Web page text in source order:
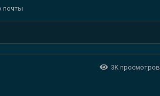
почты
3K просмотров